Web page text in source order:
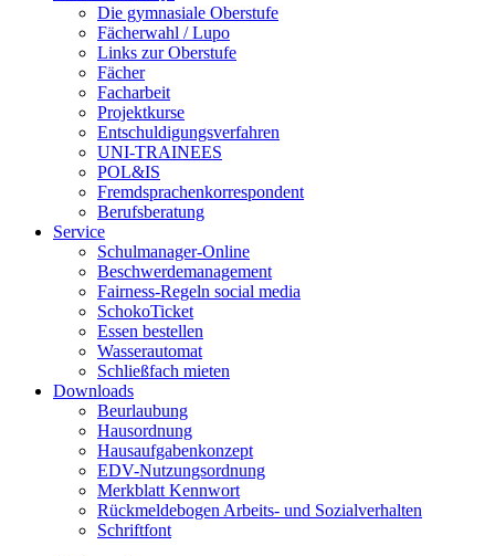
Die gymnasiale Oberstufe
Fächerwahl / Lupo
Links zur Oberstufe
Fächer
Facharbeit
Projektkurse
Entschuldigungsverfahren
UNI-TRAINEES
POL&IS
Fremdsprachenkorrespondent
Berufsberatung
Service
Schulmanager-Online
Beschwerdemanagement
Fairness-Regeln social media
SchokoTicket
Essen bestellen
Wasserautomat
Schließfach mieten
Downloads
Beurlaubung
Hausordnung
Hausaufgabenkonzept
EDV-Nutzungsordnung
Merkblatt Kennwort
Rückmeldebogen Arbeits- und Sozialverhalten
Schriftfont